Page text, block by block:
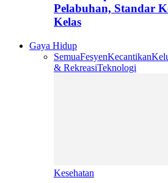
Pelabuhan, Standar
Kelas
Gaya Hidup
SemuaFesyenKecantikan
& RekreasiTeknologi
Kesehatan